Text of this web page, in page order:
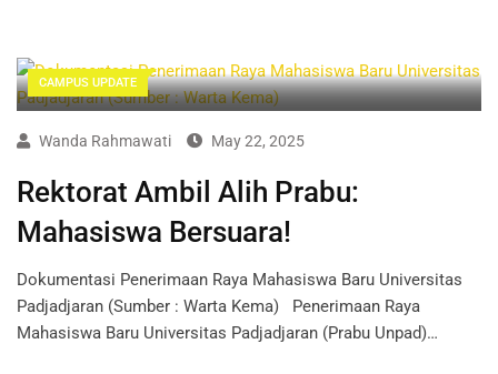
CAMPUS UPDATE
Wanda Rahmawati May 22, 2025
Rektorat Ambil Alih Prabu:
Mahasiswa Bersuara!
Dokumentasi Penerimaan Raya Mahasiswa Baru Universitas
Padjadjaran (Sumber : Warta Kema) Penerimaan Raya
Mahasiswa Baru Universitas Padjadjaran (Prabu Unpad)…